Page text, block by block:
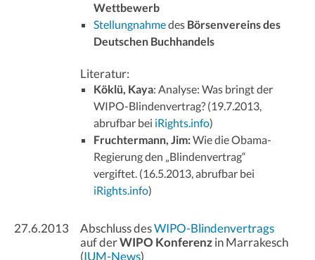
Wettbewerb
Stellungnahmedes Börsenvereins des
Deutschen Buchhandels
Literatur:
Köklü, Kaya: Analyse: Was bringt der
WIPO-Blindenvertrag? (19.7.2013,
abrufbar bei iRights.info)
Fruchtermann, Jim:Wie die Obama-
Regierung den „Blindenvertrag“
vergiftet. (16.5.2013, abrufbar bei
iRights.info)
27.6.2013 Abschluss desWIPO-Blindenvertrags
auf derWIPO Konferenzin Marrakesch
(IUM-News)